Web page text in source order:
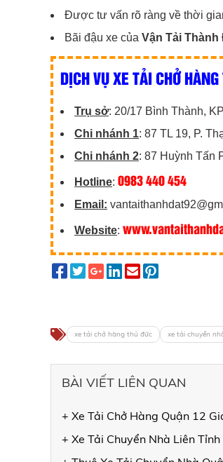
Được tư vấn rõ ràng về thời
Bãi đậu xe của Vận Tải Thành
DỊCH VỤ XE TẢI CHỞ
Trụ sở: 20/17 Bình Thành,
Chi nhánh 1: 87 TL 19, P.
Chi nhánh 2: 87 Huỳnh Tấn
Hotline: 0983 440 454
Email:
Website:
xe tải chở hàng thủ đức xe tải chuyển
BÀI VIẾT LIÊN QUAN
+ Xe Tải Chở Hàng Quận 12
+ Xe Tải Chuyển Nhà Liên